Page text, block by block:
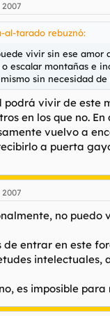
2007
al-tarado rebuznó:
vivir sin ese amor
o escalar montañas e
sin necesidad de
podrá vivir de este
en los que no.
vuelvo a
a puerta
2007
no puedo
de entrar en este
intelectuales,
es imposible